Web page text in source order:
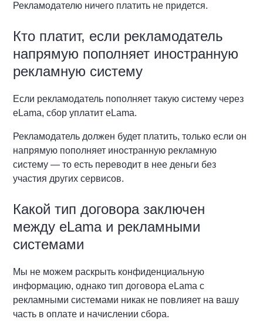
Рекламодателю ничего платить не придется.
Кто платит, если рекламодатель
напрямую пополняет иностранную
рекламную систему
Если рекламодатель пополняет такую систему через
eLama, сбор уплатит eLama.
Рекламодатель должен будет платить, только если он
напрямую пополняет иностранную рекламную
систему — то есть переводит в нее деньги без
участия других сервисов.
Какой тип договора заключен
между eLama и рекламными
системами
Мы не можем раскрыть конфиденциальную
информацию, однако тип договора eLama с
рекламными системами никак не повлияет на вашу
часть в оплате и начислении сбора.